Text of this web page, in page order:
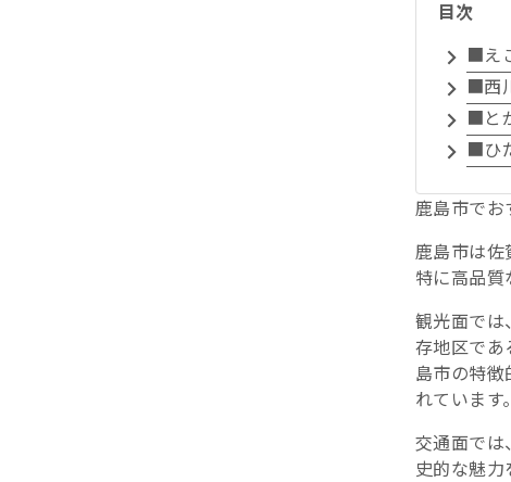
目次
■え
■西
■と
■ひ
鹿島市でお
鹿島市は佐
特に高品質
観光面では
存地区であ
島市の特
れています。
交通面では
史的な魅力